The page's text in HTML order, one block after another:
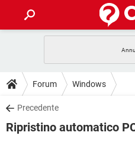
INTRATTENIMENTO
iOS
INSTAGRAM
GUIDE
COVID-19
DOWNLOAD
COVID-19
FORUM
Forum Windows
Precedente
Ripristino automatico